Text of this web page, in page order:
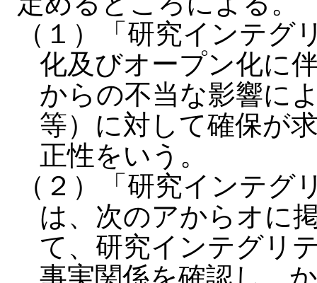
（１）「研究インテグ
化及びオープン化に
からの不当な影響に
等）に対して確保が
正性をいう。
（２）「研究インテ
は、次のアからオに
て、研究インテグリ